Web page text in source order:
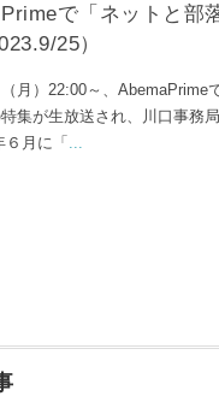
で「ネットと部
25）
月）22:00～、AbemaPrime
集が生放送され、川口事務
６月に「